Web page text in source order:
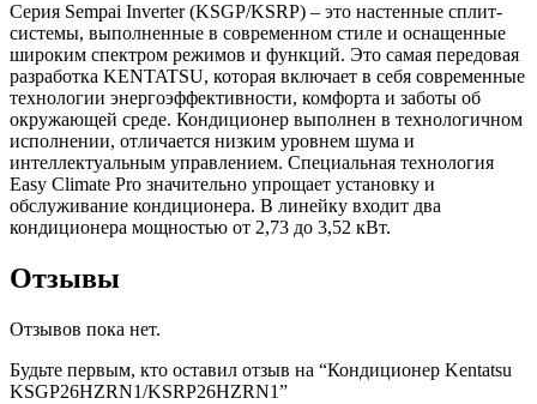
Серия Sempai Inverter (KSGP/KSRP) – это настенные сплит-
системы, выполненные в современном стиле и оснащенные
широким спектром режимов и функций. Это самая передовая
разработка KENTATSU, которая включает в себя современные
технологии энергоэффективности, комфорта и заботы об
окружающей среде. Кондиционер выполнен в технологичном
исполнении, отличается низким уровнем шума и
интеллектуальным управлением. Специальная технология
Easy Climate Pro значительно упрощает установку и
обслуживание кондиционера. В линейку входит два
кондиционера мощностью от 2,73 до 3,52 кВт.
Отзывы
Отзывов пока нет.
Будьте первым, кто оставил отзыв на “Кондиционер Kentatsu
KSGP26HZRN1/KSRP26HZRN1”